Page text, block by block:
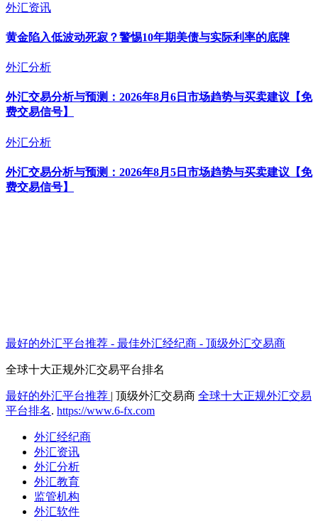
外汇资讯
黄金陷入低波动死寂？警惕10年期美债与实际利率的底牌
外汇分析
外汇交易分析与预测：2026年8月6日市场趋势与买卖建议【免
费交易信号】
外汇分析
外汇交易分析与预测：2026年8月5日市场趋势与买卖建议【免
费交易信号】
最好的外汇平台推荐 - 最佳外汇经纪商 - 顶级外汇交易商
全球十大正规外汇交易平台排名
最好的外汇平台推荐 | 顶级外汇交易商 全球十大正规外汇交易
平台排名. https://www.6-fx.com
外汇经纪商
外汇资讯
外汇分析
外汇教育
监管机构
外汇软件